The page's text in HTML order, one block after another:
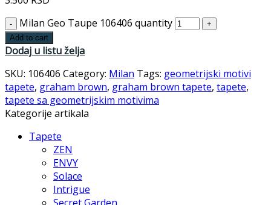
Milan Geo Taupe 106406 quantity
Add to cart
Dodaj u listu želja
SKU: 106406 Category: Milan Tags: geometrijski motivi
tapete, graham brown, graham brown tapete, tapete,
tapete sa geometrijskim motivima
Kategorije artikala
Tapete
ZEN
ENVY
Solace
Intrigue